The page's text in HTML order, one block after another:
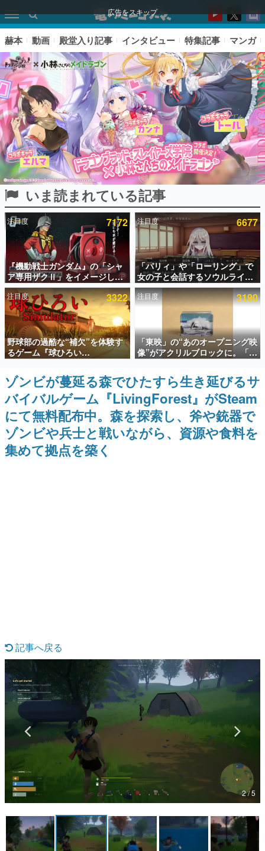
広告をスキップ
ピックアップ
電ファミのいま読まれている記事ランキング
アプリセール情報
インタビュー
連載・特集一覧
殿堂入り記事
SNS拡散数が数千以上！ ページビュー数万以上！ などな
ど。多くの人々に読まれた、電ファミ渾身の“殿堂入り”記
事をまとめました。
ゲームの企画書
名作ゲームクリエイターの方々に製作時のエピソードをお
聞きし、ヒットする企画（ゲーム）とは何か？を探ってい
きます。
赫本
この物語を解いてはいけない。『赫本』は、〈試験問題〉
の形をした短編ホラー小説集です。
なんでゲームは面白い？
ゲーム開発者・hamatsu氏がゲームの魅力を画面や操作の
具体的な形から解き明かしていく、硬派で骨太な評論連載
です。
ゲームが変えた日本語
「経験値」「裏技」「ラスボス」… ゲームにまつわる言葉
の起源や用法の変遷を、コンピューター文化史研究家・タ
イニーP氏が徹底調査。
カテゴリ
特集記事
マンガ
女性向け
赫本 動画 殿堂入り記事 インタビュー 特集記事 マンガ
いま読まれている記事
注目度 7172
『機動戦士ガンダム』の「シャ
ア専用ザクⅡ」をイメージした
散水ホースリールが予約開始。
本体にはシャアのパーソナルマ
ークやジオン公国軍のエンブレ
ム、型式番号などを配置
注目度 6677
「パリィ」や「ローリング」で
女の子と会話するソウルライク
恋愛ゲーム『小早川さんはソウ
ルライク』無料公開。返事に失
敗すると「YOU DIED」
注目度 3322
野球部の過酷な“補欠”を体験す
るゲーム『球ひろい
Simulator』が「1件」のウィッ
シュリストをもとにチェコ語に
対応しSNSで話題に。『キング
ダム・カム』開発元やチェコの
プロ野球選手から称賛の声
注目度 3190
「東映」の“あのオープニング映
像”がアクリルブロックに。「東
映ヒストリカル グッズコレクシ
ョン」が8月下旬より発売
ゾンビが蔓延る森でひたすら生き延びるサ
バイバルゲーム『LivingForest』がSteam
にて無料配布中。森を探索し、斧や銃器で
ゾンビや兵士と戦いながら、資源や食料を
集めて拠点を築く
記事へ戻る
2 / 5